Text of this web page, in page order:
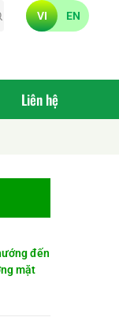
VI EN
Liên hệ
đến
mặt